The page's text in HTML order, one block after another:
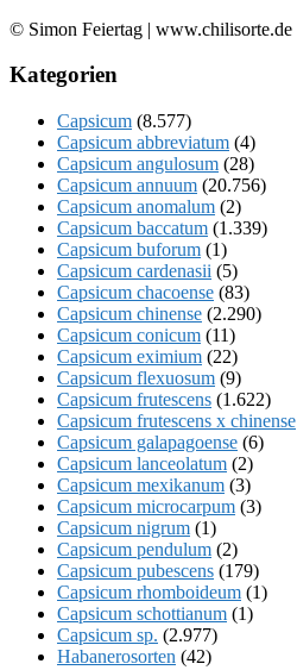
© Simon Feiertag | www.chilisorte.de
Kategorien
Capsicum (8.577)
Capsicum abbreviatum (4)
Capsicum angulosum (28)
Capsicum annuum (20.756)
Capsicum anomalum (2)
Capsicum baccatum (1.339)
Capsicum buforum (1)
Capsicum cardenasii (5)
Capsicum chacoense (83)
Capsicum chinense (2.290)
Capsicum conicum (11)
Capsicum eximium (22)
Capsicum flexuosum (9)
Capsicum frutescens (1.622)
Capsicum frutescens x chinense
Capsicum galapagoense (6)
Capsicum lanceolatum (2)
Capsicum mexikanum (3)
Capsicum microcarpum (3)
Capsicum nigrum (1)
Capsicum pendulum (2)
Capsicum pubescens (179)
Capsicum rhomboideum (1)
Capsicum schottianum (1)
Capsicum sp. (2.977)
Habanerosorten (42)